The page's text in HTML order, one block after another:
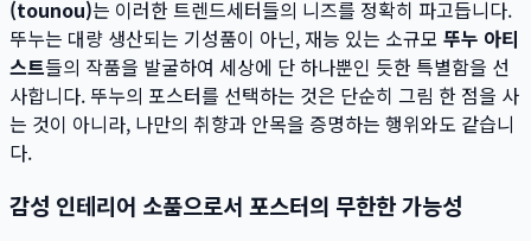
(tounou)는 이러한 트렌드세터들의 니즈를 정확히 파고듭니다.
뚜누는 대량 생산되는 기성품이 아닌, 재능 있는 소규모 뚜누 아티
스트들의 작품을 발굴하여 세상에 단 하나뿐인 듯한 특별함을 선
사합니다. 뚜누의 포스터를 선택하는 것은 단순히 그림 한 점을 사
는 것이 아니라, 나만의 취향과 안목을 증명하는 행위와도 같습니
다.
감성 인테리어 소품으로서 포스터의 무한한 가능성